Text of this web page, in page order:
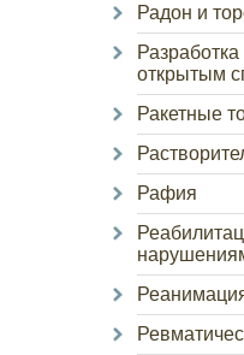
Радон и
открытым
Ракетные
Рафия